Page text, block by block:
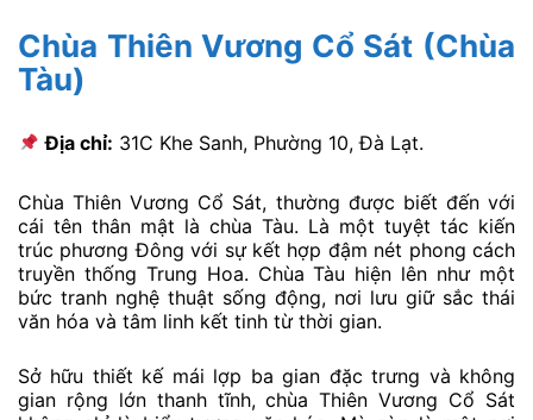
Chùa Thiên Vương Cổ Sát (Chùa
Tàu)
Địa chỉ: 31C Khe Sanh, Phường 10, Đà Lạt.
Chùa Thiên Vương Cổ Sát, thường được biết đến với
cái tên thân mật là chùa Tàu. Là một tuyệt tác kiến
trúc phương Đông với sự kết hợp đậm nét phong cách
truyền thống Trung Hoa. Chùa Tàu hiện lên như một
bức tranh nghệ thuật sống động, nơi lưu giữ sắc thái
văn hóa và tâm linh kết tinh từ thời gian.
Sở hữu thiết kế mái lợp ba gian đặc trưng và không
gian rộng lớn thanh tĩnh, chùa Thiên Vương Cổ Sát